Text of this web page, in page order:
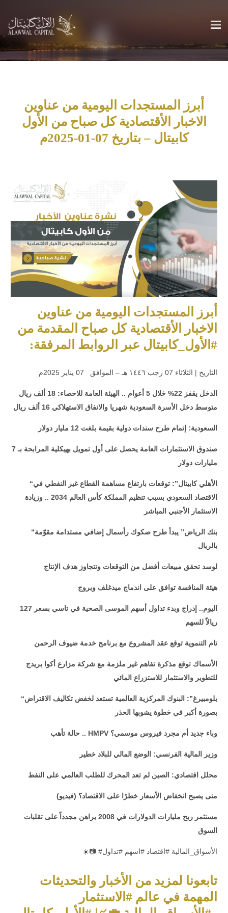
أبرز المستجدات اليومية من عناوين
الاخبار الأقتصادية كل صباح من الأول
كابيتال – بتاريخ 07-01-2025م
أبرز المستجدات اليومية من عناوين
الاخبار الأقتصادية كل صباح المقدمة من
#الأول_كابيتال عبر الروابط المرفقة:
التاريخ | الثلاثاء 07 رجب ١٤٤٦ هـ – الموافق 07 يناير 2025م
الدخل يقفز 22% خلال 5 أعوام .. الهيئة العامة للاحصاء: 18 ألف ريال
متوسط دخل الأسرة السعودية شهريا والانفاق الاستهلاكي 16 ألف ريال
السعودية: إتمام طرح سندات دولية بقيمة بلغت 12 مليار دولار
صندوق الاستثمارات العامة يحصل على أول تمويل بهيكلية المرابحة بـ 7
مليارات دولار
“الأهلي كابيتال”: توقعات بارتفاع مساهمة القطاع غير النفطي في
الاقتصاد السعودي بسبب تنظيم المملكة كأس العالم 2034 .. وزيادة
الاستثمار الأجنبي المباشر
“بنك الرياض” يبدأ طرح صكوك رأسمال إضافي مستدامة مقوّمة
بالريال
لوسد تحقق مبيعات أفضل من التوقعات وتتجاوز هدف الإنتاج
هيئة المنافسة توافق على اندماج ميدغلف وبروج
اليوم.. إدراج وبدء تداول أسهم الموسى الصحية في تاسي بسعر 127
ريالاً للسهم
تام التنموية توقع عقد المشروع مع برنامج خدمة ضيوف الرحمن
الأسماك توقع مذكرة تفاهم غير ملزمة مع شركة مزارع أكوا بريدج
للتطوير والاستثمار للاستزراع المائي
“بلومبيرغ”: البنوك المركزية العالمية تستعد لخفض تكاليف الاقتراض
بصورة أكبر في خطوة يشوبها الحذر
حالة تأهب .. HMPV وباء جديد أم مجرد فيروس موسمي؟
وزير المالية الفرنسي: الوضع المالي للبلاد خطير
محلل اقتصادي: الصين لم تعد المحرك للطلب العالمي على النفط
متى يصبح انخفاض الأسعار خطرًا على الاقتصاد؟ (فيديو)
مستثمر ربح مليارات الدولارات في 2008 يراهن مجدداً على تقلبات
السوق
☀️📷 #الأسواق_المالية #اقتصاد #اسهم #تداول
تابعونا لمزيد من الأخبار والتحديثات
المهمة في عالم #الاستثمار